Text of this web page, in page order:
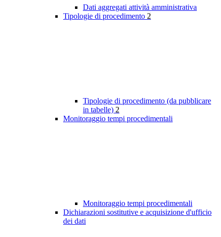
Dati aggregati attività amministrativa
Tipologie di procedimento 2
Tipologie di procedimento (da pubblicare
in tabelle) 2
Monitoraggio tempi procedimentali
Monitoraggio tempi procedimentali
Dichiarazioni sostitutive e acquisizione d'ufficio
dei dati